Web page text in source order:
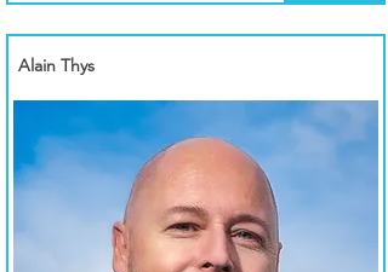
Alain Thys